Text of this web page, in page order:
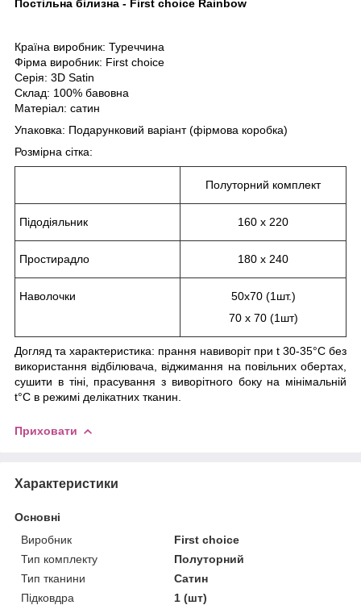
Постільна білизна - First choice Rainbow
Країна виробник: Туреччина
Фірма виробник: First choice
Серія: 3D Satin
Склад: 100% бавовна
Матеріал: сатин
Упаковка: Подарунковий варіант (фірмова коробка)
Розмірна сітка:
Полуторний комплект
Підодіяльник 160 х 220
Простирадло 180 х 240
Наволочки
50х70 (1шт.)
70 х 70 (1шт)
Догляд та характеристика: прання навиворіт при t 30-35°С без
використання відбілювача, віджимання на повільних обертах,
сушити в тіні, прасування з виворітного боку на мінімальній
t°С в режимі делікатних тканин.
Приховати
Характеристики
Основні
Виробник
First choice
Тип комплекту
Полуторний
Тип тканини
Сатин
Підковдра
1 (шт)